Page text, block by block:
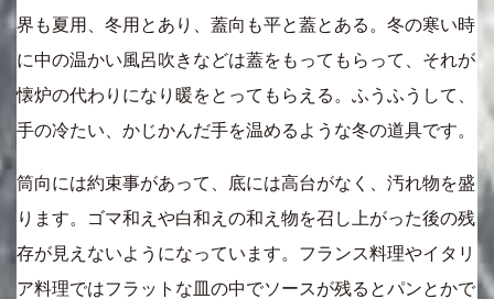
界も夏用、冬用とあり、蓋向も平と蓋とある。冬の寒い時
に中の温かい風呂吹きなどは蓋をもってもらって、それが
懐炉の代わりになり暖をとってもらえる。ふうふうして、
手の冷たい、かじかんだ手を温めるような冬の道具です。
筒向には約束事があって、底には高台がなく、汚れ物を盛
ります。ゴマ和えや白和えの和え物を召し上がった後の残
存が見えないようになっています。フランス料理やイタリ
ア料理ではフラットな皿の中でソースが残るとパンとかで